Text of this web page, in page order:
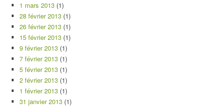
1 mars 2013 (1)
28 février 2013 (1)
26 février 2013 (1)
15 février 2013 (1)
9 février 2013 (1)
7 février 2013 (1)
5 février 2013 (1)
2 février 2013 (1)
1 février 2013 (1)
31 janvier 2013 (1)